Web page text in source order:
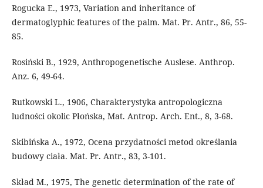
Rogucka E., 1973, Variation and inheritance of
dermatoglyphic features of the palm. Mat. Pr. Antr., 86, 55-
85.
Rosiński B., 1929, Anthropogenetische Auslese. Anthrop.
Anz. 6, 49-64.
Rutkowski L., 1906, Charakterystyka antropologiczna
ludności okolic Płońska, Mat. Antrop. Arch. Ent., 8, 3-68.
Skibińska A., 1972, Ocena przydatności metod określania
budowy ciała. Mat. Pr. Antr., 83, 3-101.
Skład M., 1975, The genetic determination of the rate of